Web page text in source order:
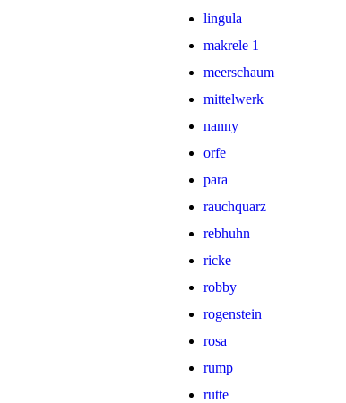
lingula
makrele 1
meerschaum
mittelwerk
nanny
orfe
para
rauchquarz
rebhuhn
ricke
robby
rogenstein
rosa
rump
rutte